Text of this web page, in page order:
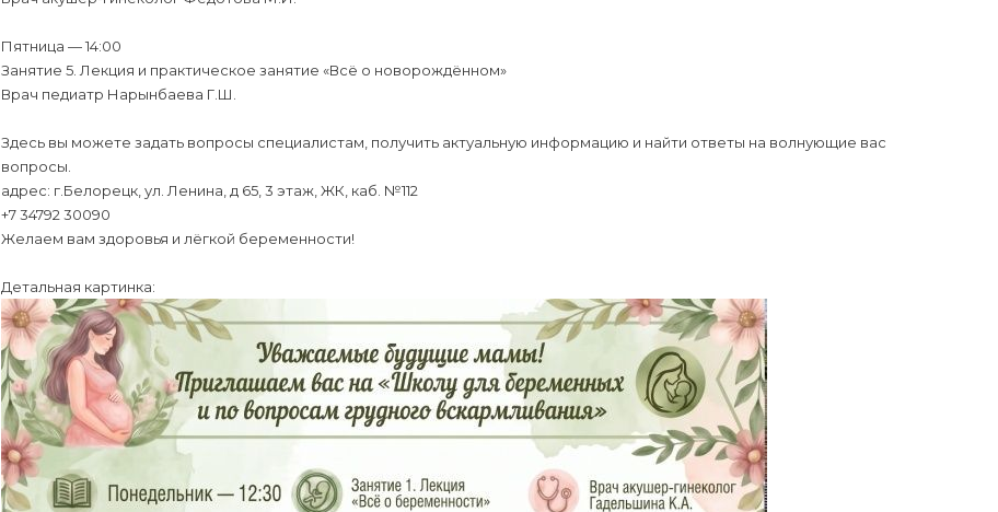
Пятница — 14:00
Занятие 5. Лекция и практическое занятие «Всё о новорождённом»
Врач педиатр Нарынбаева Г.Ш.
Здесь вы можете задать вопросы специалистам, получить актуальную информацию и найти ответы на волнующие вас
вопросы.
адрес: г.Белорецк, ул. Ленина, д 65, 3 этаж, ЖК, каб. №112
+7 34792 30090
Желаем вам здоровья и лёгкой беременности!
Детальная картинка: